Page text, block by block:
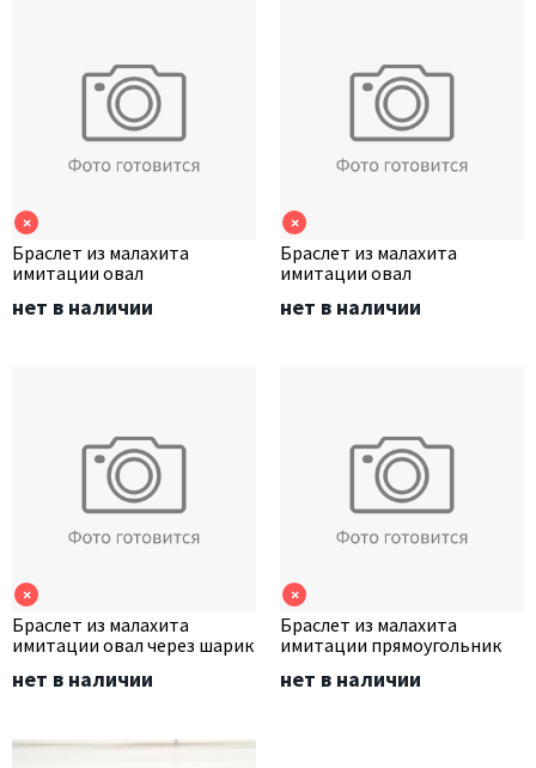
×
Браслет из малахита
имитации овал
нет в наличии
×
Браслет из малахита
имитации овал
нет в наличии
×
Браслет из малахита
имитации овал через шарик
нет в наличии
×
Браслет из малахита
имитации прямоугольник
нет в наличии